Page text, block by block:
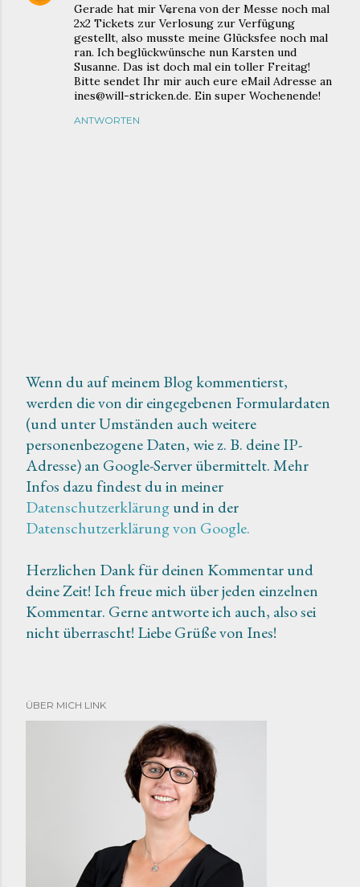
Gerade hat mir Verena von der Messe noch mal
2x2 Tickets zur Verlosung zur Verfügung
gestellt, also musste meine Glücksfee noch mal
ran. Ich beglückwünsche nun Karsten und
Susanne. Das ist doch mal ein toller Freitag!
Bitte sendet Ihr mir auch eure eMail Adresse an
ines@will-stricken.de. Ein super Wochenende!
ANTWORTEN
K
o
m
m
e
n
t
r
v
e
r
f
e
Wenn du auf meinem Blog kommentierst,
werden die von dir eingegebenen Formulardaten
(und unter Umständen auch weitere
personenbezogene Daten, wie z. B. deine IP-
Adresse) an Google-Server übermittelt. Mehr
Infos dazu findest du in meiner
Datenschutzerklärungund in der
Datenschutzerklärung von Google.
Herzlichen Dank für deinen Kommentar und
deine Zeit! Ich freue mich über jeden einzelnen
Kommentar. Gerne antworte ich auch, also sei
nicht überrascht! Liebe Grüße von Ines!
ÜBER MICH LINK